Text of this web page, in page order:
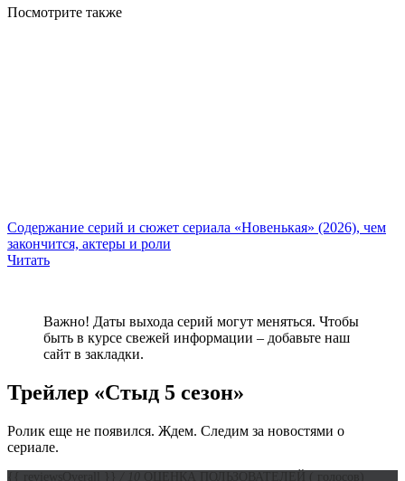
Посмотрите также
Содержание серий и сюжет сериала «Новенькая» (2026), чем
закончится, актеры и роли
Читать
Важно! Даты выхода серий могут меняться. Чтобы
быть в курсе свежей информации – добавьте наш
сайт в закладки.
Трейлер «Стыд 5 сезон»
Ролик еще не появился. Ждем. Следим за новостями о
сериале.